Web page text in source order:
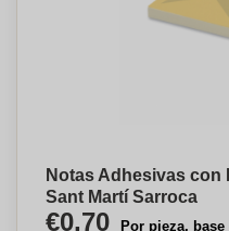
Notas Adhesivas con
Sant Martí Sarroca
€0,70 Por pieza,